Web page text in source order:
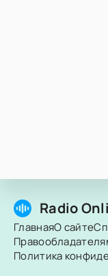
Radio
ГлавнаяО сайте
Политика